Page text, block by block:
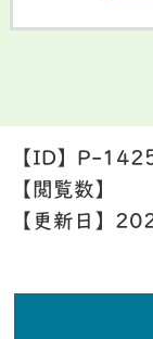
【ID】 P-
【閲覧数】
【更新日】